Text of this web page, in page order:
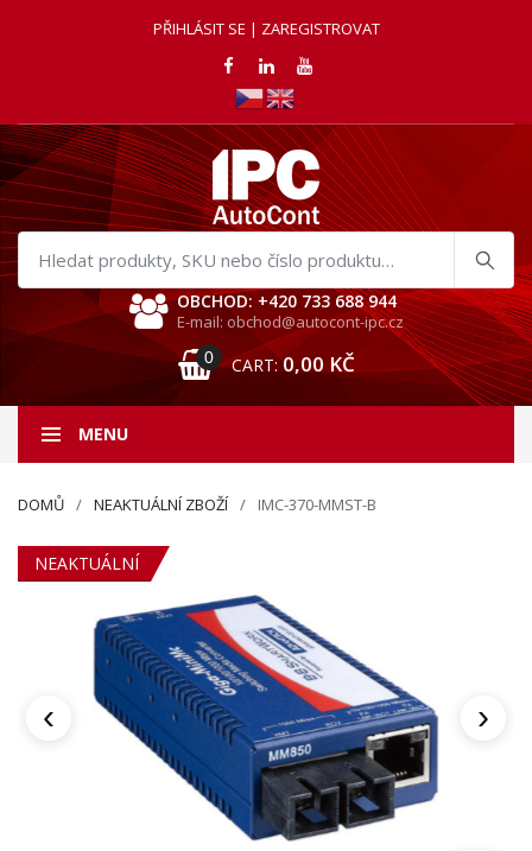
PŘIHLÁSIT SE | ZAREGISTROVAT
Hledat
produkty
OBCHOD: +420 733 688 944
E-mail: obchod@autocont-ipc.cz
0 CART: 0,00 KČ
MENU
DOMŮ NEAKTUÁLNÍ ZBOŽÍ IMC-370-MMST-B
NEAKTUÁLNÍ
‹ ›